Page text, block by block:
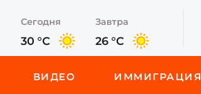
Сегодня
30 °C
Завтра
26 °C
ВИДЕО ИММИГРАЦИЯ